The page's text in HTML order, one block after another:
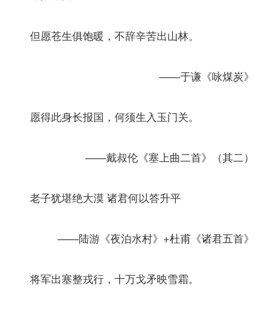
但愿苍生俱饱暖，不辞辛苦出山林。
——于谦《咏煤炭》
愿得此身长报国，何须生入玉门关。
——戴叔伦《塞上曲二首》（其二）
老子犹堪绝大漠 诸君何以答升平
——陆游《夜泊水村》+杜甫《诸君五首》
将军出塞整戎行，十万戈矛映雪霜。